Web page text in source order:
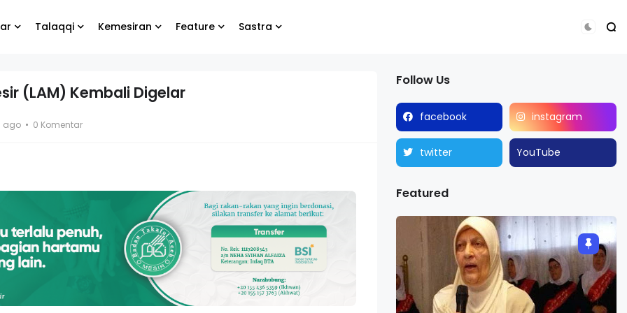
Talaqqi Kemesiran Feature Sastra
Biarlah yang lain
(LAM) Kembali Digelar
ago 0 Komentar
Follow Us
facebook instagram
twitter YouTube
Featured